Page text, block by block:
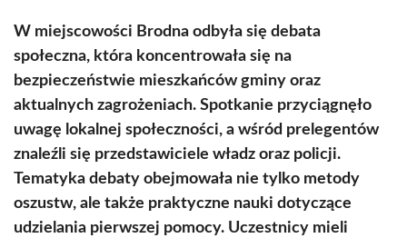
W miejscowości Brodna odbyła się debata
społeczna, która koncentrowała się na
bezpieczeństwie mieszkańców gminy oraz
aktualnych zagrożeniach. Spotkanie przyciągnęło
uwagę lokalnej społeczności, a wśród prelegentów
znaleźli się przedstawiciele władz oraz policji.
Tematyka debaty obejmowała nie tylko metody
oszustw, ale także praktyczne nauki dotyczące
udzielania pierwszej pomocy. Uczestnicy mieli